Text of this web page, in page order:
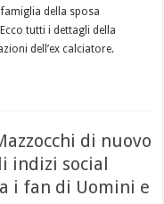
della sposa
tutti i dettagli della
dell’ex calciatore.
di nuovo
indizi social
i fan di Uomini e